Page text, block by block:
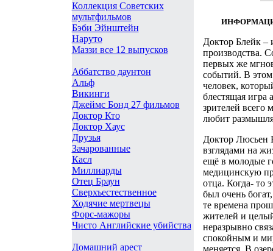
Коллекция Советских
мультфильмов
Бэби Эйнштейн
Наруто
Маззи все 12 выпусков
Аббатство даунтон
Альф
Викинги
Джеймс Бонд 27 фильмов
Доктор Кто
Доктор Хаус
Друзья
Зачарованные
Касл
Миллиарды
Отец Браун
Сверхъестественное
Ходячие мертвецы
Форс-мажоры
Чисто Английские убийства
Домашний арест
Доктор Блейк –
производства.
первых же
событий. В этом
человек,
блестящая игра
зрителей всего
любит
Доктор Люсьен
взглядами на
ещё в молодые
медицинскую
отца. Когда- то
был очень
те времена
жителей и
неразрывно
спокойным и
меняется. В